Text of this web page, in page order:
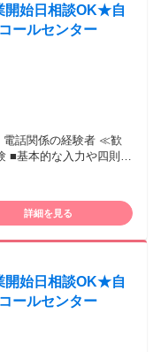
開始日相談OK★自
ールセンター
関係の経験者 ≪歓
■基本的な入力や四則計
詳細を見る
開始日相談OK★自
ールセンター